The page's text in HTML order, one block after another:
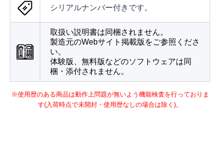
シリアルナンバー付きです。
取扱い説明書は同梱されません。
製造元のWebサイト掲載版をご参照くださ
い。
体験版、無料版などのソフトウェアは同
梱・添付されません。
※使用歴のある商品は動作上問題が無いよう機能検査を行っておりま
す(入荷時点で未開封・使用歴なしの場合は除く)。